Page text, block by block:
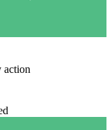
action